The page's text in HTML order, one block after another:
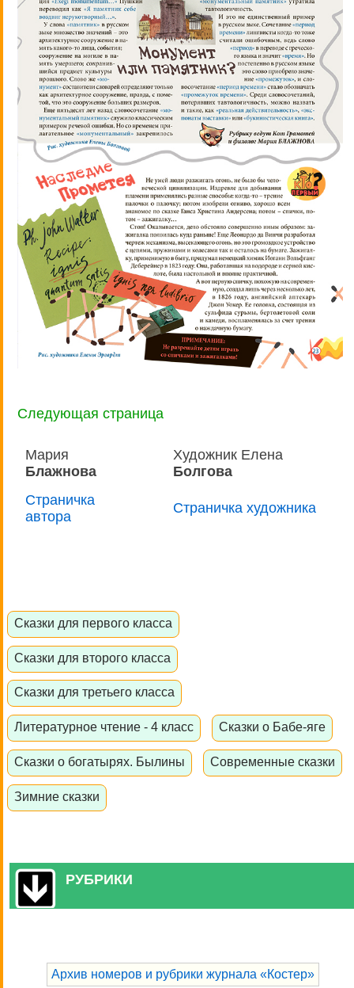
Следующая страница
Мария
Блажнова
Художник Елена
Болгова
Страничка
автора
Страничка художника
Сказки для первого класса
Сказки для второго класса
Сказки для третьего класса
Литературное чтение - 4 класс Сказки о Бабе-яге
Сказки о богатырях. Былины Современные сказки
Зимние сказки
РУБРИКИ
Архив номеров и рубрики журнала «Костер»